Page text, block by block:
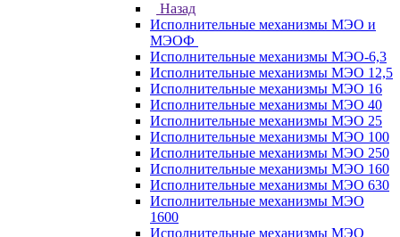
Назад
Исполнительные механизмы МЭО и
МЭОФ
Исполнительные механизмы МЭО-6,3
Исполнительные механизмы МЭО 12,5
Исполнительные механизмы МЭО 16
Исполнительные механизмы МЭО 40
Исполнительные механизмы МЭО 25
Исполнительные механизмы МЭО 100
Исполнительные механизмы МЭО 250
Исполнительные механизмы МЭО 160
Исполнительные механизмы МЭО 630
Исполнительные механизмы МЭО
1600
Исполнительные механизмы МЭО